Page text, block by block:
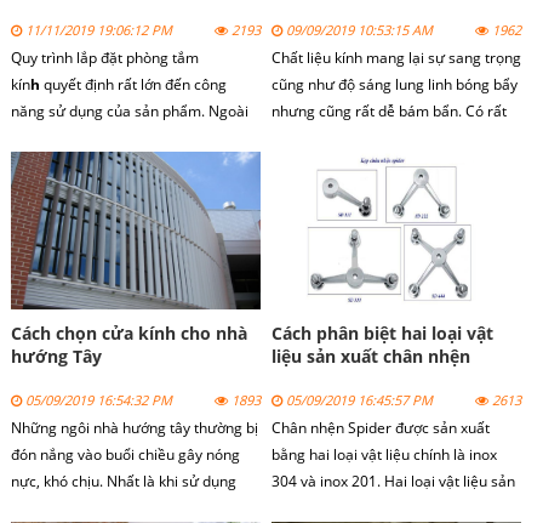
11/11/2019 19:06:12 PM 2193
Quy trình lắp đặt phòng tắm
kính quyết định rất lớn đến công
năng sử dụng của sản phẩm. Ngoài
tiếp đến vẻ đẹp thẩm mỹ của không
gian lắp đặt. Chính vì vậy bạn cần
tuân thủ nghiêm ngặt các bước thi
công phòng tắm kính chuyên nghiệp.
09/09/2019 10:53:15 AM 1962
Chất liệu kính mang lại sự sang trọng
cũng như độ sáng lung linh bóng bẩy
nhưng cũng rất dễ bám bẩn. Có rất
nhưng hôm nay chúng tôi xin giới
thiệu cách vệ sinh cửa kính với chanh
và giấm.
Cách chọn cửa kính cho nhà
hướng Tây
05/09/2019 16:54:32 PM 1893
Những ngôi nhà hướng tây thường bị
đón nắng vào buổi chiều gây nóng
nực, khó chịu. Nhất là khi sử dụng
Cách phân biệt hai loại vật
liệu sản xuất chân nhện
05/09/2019 16:45:57 PM 2613
Chân nhện Spiderđược sản xuất
bằng hai loại vật liệu chính là inox
304 và inox 201. Hai loại vật liệu sản